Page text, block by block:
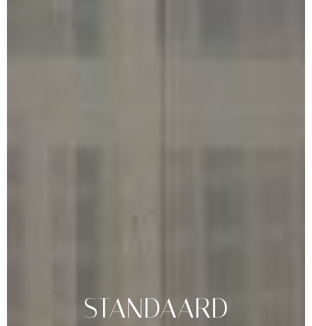
STANDAARD